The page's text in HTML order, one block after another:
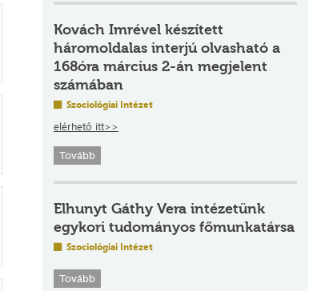
Kovách Imrével készített
háromoldalas interjú olvasható a
168óra március 2-án megjelent
számában
Szociológiai Intézet
elérhető itt>>
Tovább
Elhunyt Gáthy Vera intézetünk
egykori tudományos főmunkatársa
Szociológiai Intézet
Tovább